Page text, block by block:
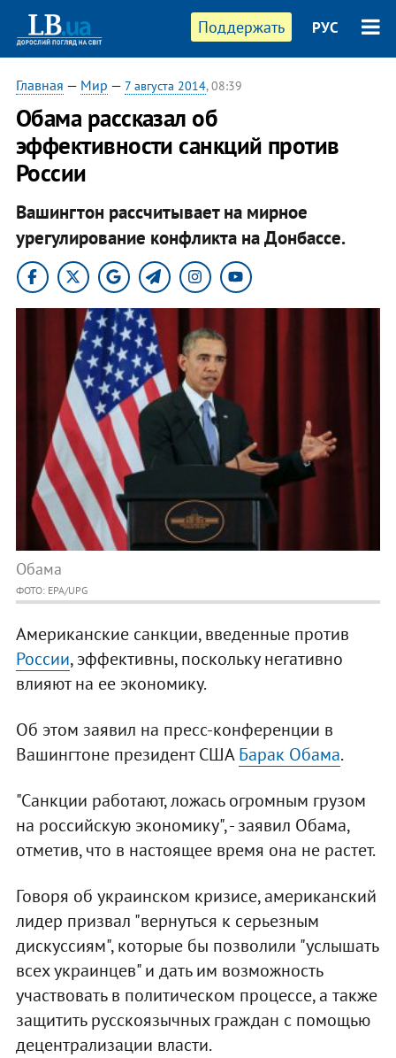
Поддержать РУС
Главная — Мир — 7 августа 2014, 08:39
Обама рассказал об
эффективности санкций против
России
Вашингтон рассчитывает на мирное
урегулирование конфликта на Донбассе.
Обама
ФОТО: EPA/UPG
Американские санкции, введенные против
России, эффективны, поскольку негативно
влияют на ее экономику.
Об этом заявил на пресс-конференции в
Вашингтоне президент СШАБарак Обама.
"Санкции работают, ложась огромным грузом
на российскую экономику", - заявил Обама,
отметив, что в настоящее время она не растет.
Говоря об украинском кризисе, американский
лидер призвал "вернуться к серьезным
дискуссиям", которые бы позволили "услышать
всех украинцев" и дать им возможность
участвовать в политическом процессе, а также
защитить русскоязычных граждан с помощью
децентрализации власти.